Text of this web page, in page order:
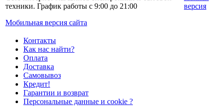
техники. График работы с 9:00 до 21:00
Мобильная версия сайта
версия
Контакты
Как нас найти?
Оплата
Доставка
Самовывоз
Кредит!
Гарантии и возврат
Персональные данные и cookie ?